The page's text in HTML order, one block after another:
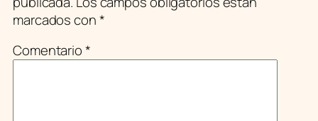
marcados con*
Comentario*